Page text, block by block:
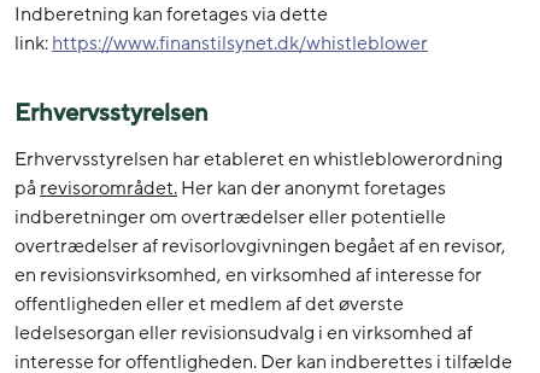
Indberetning kan foretages via dette
link:https://www.finanstilsynet.dk/whistleblower
Erhvervsstyrelsen
Erhvervsstyrelsen har etableret en whistleblowerordning
på revisorområdet.Her kan der anonymt foretages
indberetninger om overtrædelser eller potentielle
overtrædelser af revisorlovgivningen begået af en revisor,
en revisionsvirksomhed, en virksomhed af interesse for
offentligheden eller et medlem af det øverste
ledelsesorgan eller revisionsudvalg i en virksomhed af
interesse for offentligheden. Der kan indberettes i tilfælde